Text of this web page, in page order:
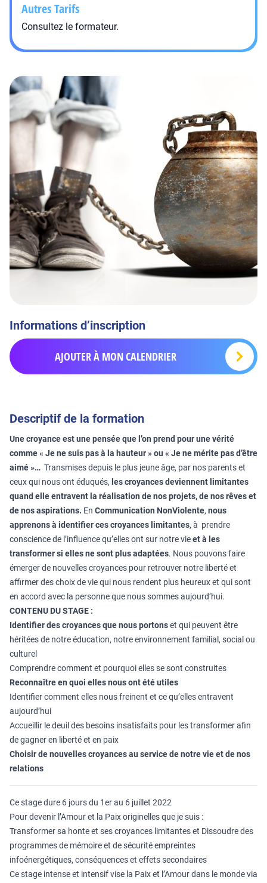
Autres Tarifs
Consultez le formateur.
Informations d’inscription
AJOUTER À MON CALENDRIER
Descriptif de la formation
Une croyance est une pensée que l’on prend pour une vérité
comme « Je ne suis pas à la hauteur » ou « Je ne mérite pas d’être
aimé »… Transmises depuis le plus jeune âge, par nos parents et
ceux qui nous ont éduqués, les croyances deviennent limitantes
quand elle entravent la réalisation de nos projets, de nos rêves et
de nos aspirations. En Communication NonViolente, nous
apprenons à identifier ces croyances limitantes, à prendre
conscience de l’influence qu’elles ont sur notre vieet à les
transformer si elles ne sont plus adaptées. Nous pouvons faire
émerger de nouvelles croyances pour retrouver notre liberté et
affirmer des choix de vie qui nous rendent plus heureux et qui sont
en accord avec la personne que nous sommes aujourd’hui.
CONTENU DU STAGE :
Identifier des croyances que nous portonset qui peuvent être
héritées de notre éducation, notre environnement familial, social ou
culturel
Comprendre comment et pourquoi elles se sont construites
Reconnaître en quoi elles nous ont été utiles
Identifier comment elles nous freinent et ce qu’elles entravent
aujourd’hui
Accueillir le deuil des besoins insatisfaits pour les transformer afin
de gagner en liberté et en paix
Choisir de nouvelles croyances au service de notre vie et de nos
relations
Ce stage dure 6 jours du 1er au 6 juillet 2022
Pour devenir l’Amour et la Paix originelles que je suis :
Transformer sa honte et ses croyances limitantes et Dissoudre des
programmes de mémoire et de sécurité empreintes
infoénergétiques, conséquences et effets secondaires
Ce stage intense et intensif vise la Paix et l’Amour dans le monde via